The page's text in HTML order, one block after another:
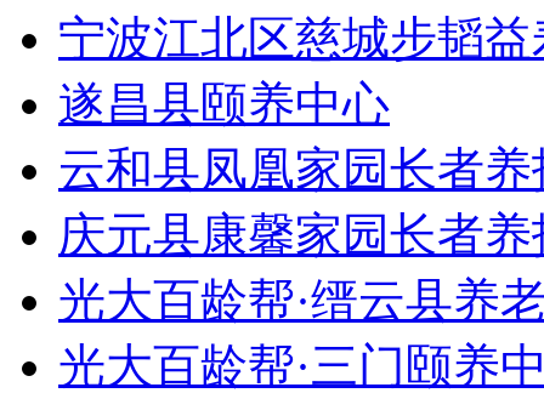
宁波江北区慈城步韬益
遂昌县颐养中心
云和县凤凰家园长者
庆元县康馨家园长者
光大百龄帮·缙云县养
光大百龄帮·三门颐养